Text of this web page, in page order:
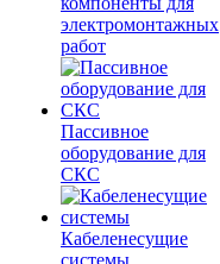
электромонтажных
работ
Пассивное
оборудование для
СКС
Кабеленесущие
системы